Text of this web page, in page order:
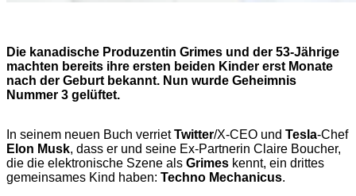
Die kanadische Produzentin Grimes und der 53-Jährige
machten bereits ihre ersten beiden Kinder erst Monate
nach der Geburt bekannt. Nun wurde Geheimnis
Nummer 3 gelüftet.
In seinem neuen Buch verrietTwitter/X-CEO und Tesla-Chef
Elon Musk, dass er und seine Ex-Partnerin Claire Boucher,
die die elektronische Szene als Grimes kennt, ein drittes
gemeinsames Kind haben: Techno Mechanicus.